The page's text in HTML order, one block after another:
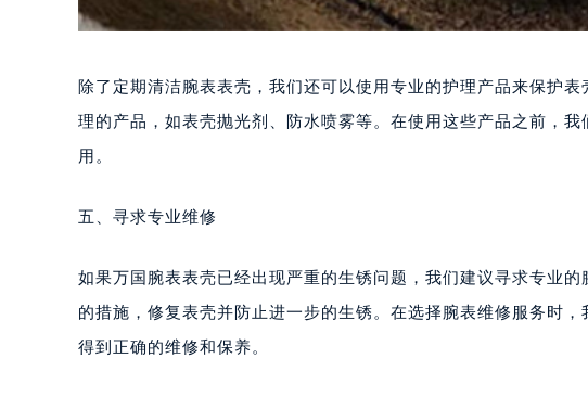
除了定期清洁腕表表壳，我们还可以使用专业的护理产品来保护
理的产品，如表壳抛光剂、防水喷雾等。在使用这些产品之前，
用。
五、寻求专业维修
如果万国腕表表壳已经出现严重的生锈问题，我们建议寻求专业
的措施，修复表壳并防止进一步的生锈。在选择腕表维修服务时
得到正确的维修和保养。